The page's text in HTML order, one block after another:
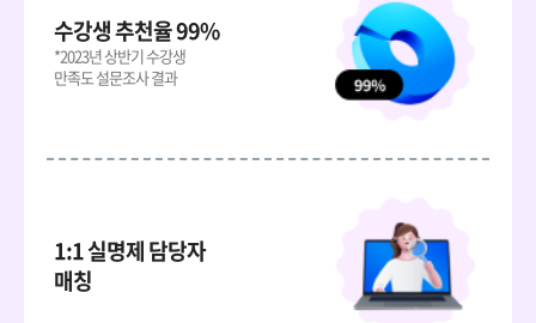
수강생 추천율 99%
*2023년 상반기 수강생
만족도 설문조사 결과
1:1 실명제 담당자
매칭